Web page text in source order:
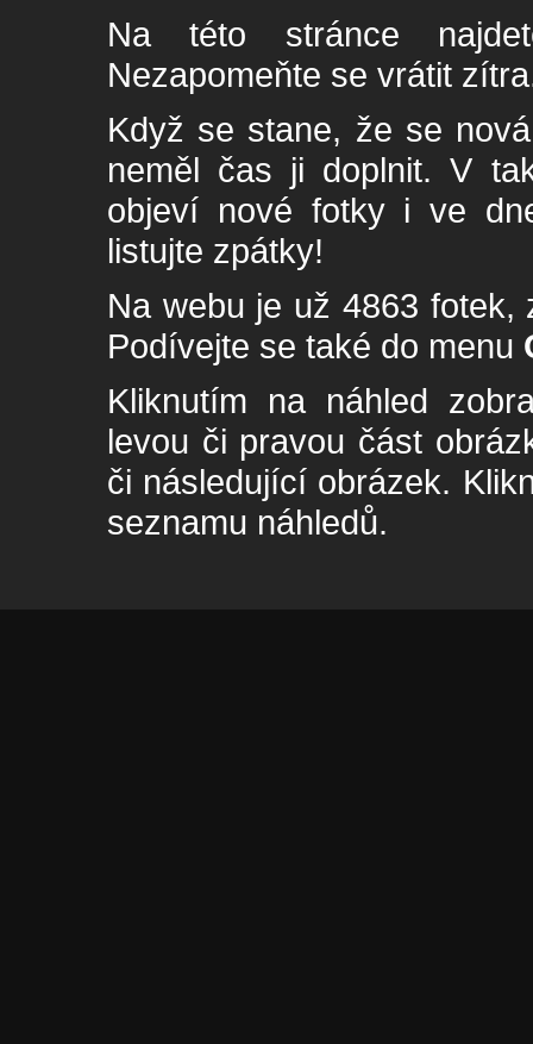
Na této stránce
Nezapomeňte se vrátit
Když se stane, že se
neměl čas ji doplnit. V
objeví nové fotky i ve
listujte zpátky!
Na webu je už 4863
Podívejte se také do menu
Kliknutím na náhled
levou či pravou část
či následující obrázek.
seznamu náhledů.